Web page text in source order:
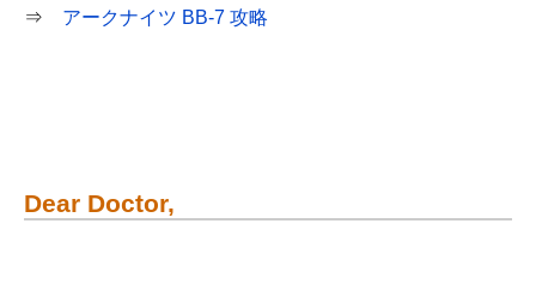
⇒ アークナイツ BB-7 攻略
Dear Doctor,